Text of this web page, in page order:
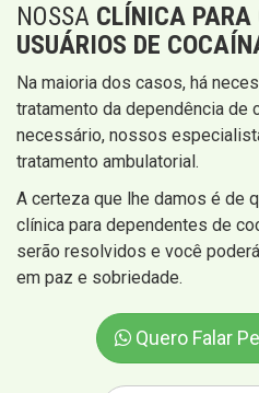
NOSSA CLÍNICA PARA
USUÁRIOS DE
Na maioria dos casos, há
tratamento da dependência de
necessário, nossos
tratamento ambulatorial.
A certeza que lhe damos é de
clínica para dependentes de
serão resolvidos e você
em paz e sobriedade.
Quero Falar